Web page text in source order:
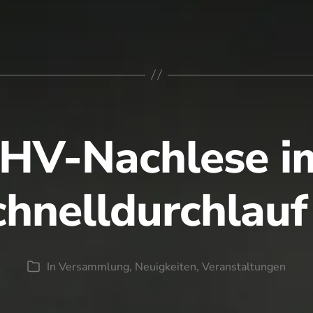
Nachlese
Kategorien
In Versammlung, Neuigkeiten, Veranstaltungen